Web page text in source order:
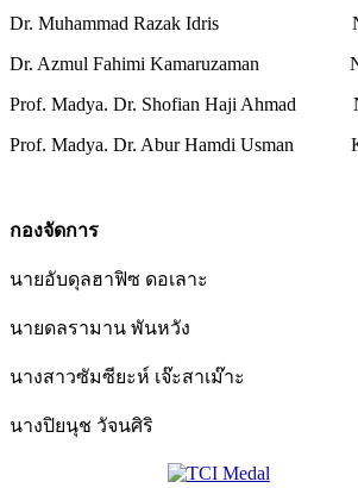
Dr. Muhammad Razak Idris
Dr. Azmul Fahimi Kamaruzaman
Prof. Madya. Dr. Shofian Haji Ahmad
Prof. Madya. Dr. Abur Hamdi Usman
กองจัดการ
นายอับดุลฮาฟิซ ดอเลาะ
นายดลรามาน พันหวัง
นางสาวซัมซียะห์ เจ๊ะสาเม๊าะ
นางปิยนุช วัจนศิริ